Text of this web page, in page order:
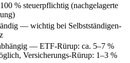
% steuerpflichtig (nachgelagerte
— wichtig bei Selbstständigen-
— ETF-Rürup: ca. 5–7 %
Versicherungs-Rürup: 1–3 %